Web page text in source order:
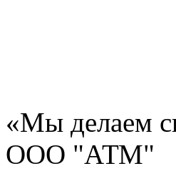
«Мы делаем
ООО "АТМ"